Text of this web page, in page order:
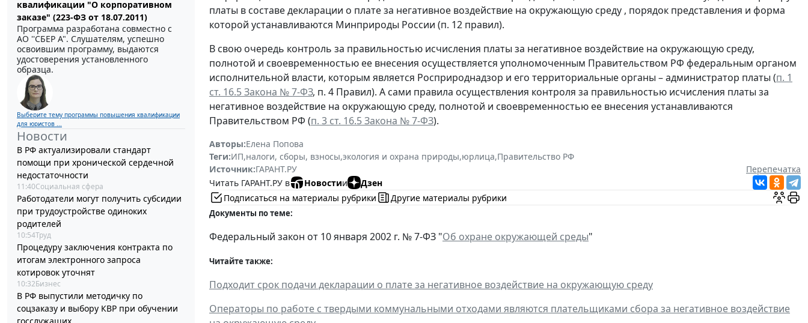
квалификации "О корпоративном
заказе" (223-ФЗ от 18.07.2011)
Программа разработана совместно с
АО ''СБЕР А". Слушателям, успешно
освоившим программу, выдаются
удостоверения установленного
образца.
Выберите тему программы повышения квалификации
для юристов ...
Новости
В РФ актуализировали стандарт
помощи при хронической сердечной
недостаточности
11:40Социальная сфера
Работодатели могут получить субсидии
при трудоустройстве одиноких
родителей
10:54Труд
Процедуру заключения контракта по
итогам электронного запроса
котировок уточнят
10:32Бизнес
В РФ выпустили методичку по
соцзаказу и выбору КВР при обучении
платы в составе декларации о плате за негативное воздействие на окружающую среду , порядок представления и форма
которой устанавливаются Минприроды России (п. 12 правил).
В свою очередь контроль за правильностью исчисления платы за негативное воздействие на окружающую среду,
полнотой и своевременностью ее внесения осуществляется уполномоченным Правительством РФ федеральным органом
исполнительной власти, которым является Росприроднадзор и его территориальные органы – администратор платы (п. 1
ст. 16.5 Закона № 7-ФЗ, п. 4 Правил). А сами правила осуществления контроля за правильностью исчисления платы за
негативное воздействие на окружающую среду, полнотой и своевременностью ее внесения устанавливаются
Правительством РФ (п. 3 ст. 16.5 Закона № 7-ФЗ).
Авторы:Елена Попова
Теги:ИП,налоги, сборы, взносы,экология и охрана природы,юрлица,Правительство РФ
Источник:ГАРАНТ.РУ
Перепечатка
Читать ГАРАНТ.РУ в
Новостии
Дзен
Подписаться на материалы рубрики
Другие материалы рубрики
Документы по теме:
Федеральный закон от 10 января 2002 г. № 7-ФЗ "Об охране окружающей среды"
Читайте также:
Подходит срок подачи декларации о плате за негативное воздействие на окружающую среду
Операторы по работе с твердыми коммунальными отходами являются плательщиками сбора за негативное воздействие